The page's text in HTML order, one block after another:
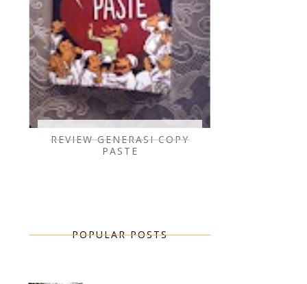
REVIEW GENERASI COPY
PASTE
POPULAR POSTS